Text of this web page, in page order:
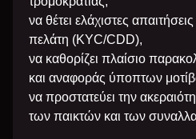
να θέτει ελάχιστες
πελάτη (KYC/CDD),
να καθορίζει πλαίσιο
και αναφοράς ύποπτων
να προστατεύει την
των παικτών και των